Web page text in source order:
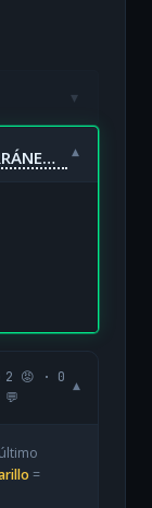
▾
AIRE NETWORKS DEL MEDITERRÁNEO, S.L. UNIPERSONAL ▾
2 😡 · 0
💬
▾
=